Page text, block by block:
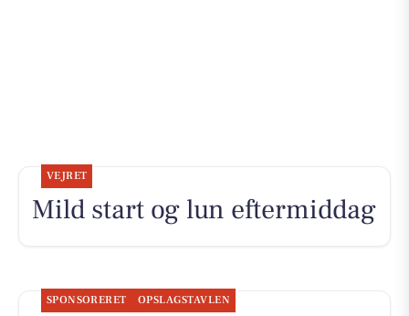
VEJRET
Mild start og lun eftermiddag
SPONSORERET OPSLAGSTAVLEN